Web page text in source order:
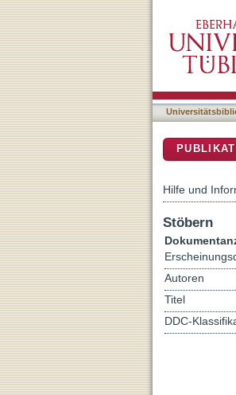
Hilfe und
Stöbern
Autoren
Titel
DDC-